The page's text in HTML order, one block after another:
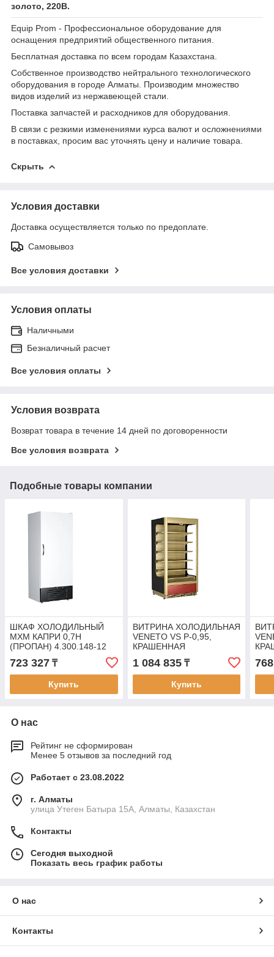
золото, 220В.
Equip Prom - Профессиональное оборудование для
оснащения предприятий общественного питания.
Бесплатная доставка по всем городам Казахстана.
Собственное производство нейтрального технологического
оборудования в городе Алматы. Производим множество
видов изделий из нержавеющей стали.
Поставка запчастей и расходников для оборудования.
В связи с резкими изменениями курса валют и осложнениями
в поставках, просим вас уточнять цену и наличие товара.
Скрыть
Условия доставки
Доставка осуществляется только по предоплате.
Самовывоз
Все условия доставки
Условия оплаты
Наличными
Безналичный расчет
Все условия оплаты
Условия возврата
Возврат товара в течение 14 дней по договоренности
Все условия возврата
Подобные товары компании
ШКАФ ХОЛОДИЛЬНЫЙ
МХМ КАПРИ 0,7Н
(ПРОПАН) 4.300.148-12
723 327 ₸
Купить
ВИТРИНА ХОЛОДИЛЬНАЯ
VENETO VS P-0,95,
КРАШЕННАЯ
(ПРИСТЕННАЯ)
1 084 835₸
Купить
О нас
Рейтинг не сформирован
Менее 5 отзывов за последний год
Работает с 23.08.2022
г. Алматы
улица Утеген Батыра 15А, Алматы, Казахстан
Контакты
Сегодня выходной
Показать весь график работы
О нас
Контакты